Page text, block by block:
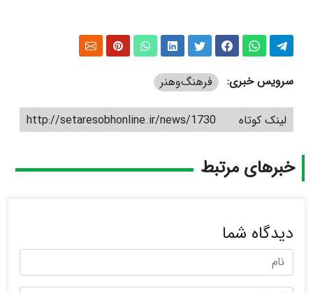
سرویس خبری: فرهنگ‌و‌هنر
لینک کوتاه http://setaresobhonline.ir/news/1730
خبرهای مرتبط
دیدگاه شما